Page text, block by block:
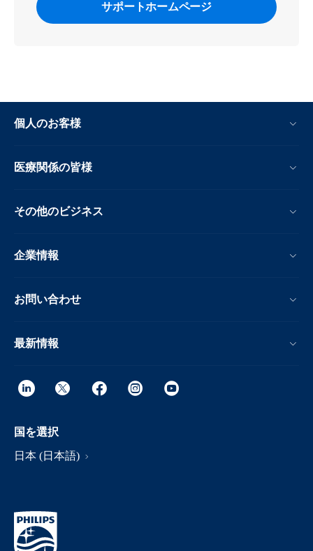
サポートホームページ
個人のお客様
医療関係の皆様
その他のビジネス
企業情報
お問い合わせ
最新情報
国を選択
日本 (日本語)